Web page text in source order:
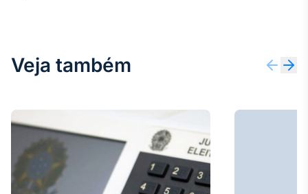
Veja também